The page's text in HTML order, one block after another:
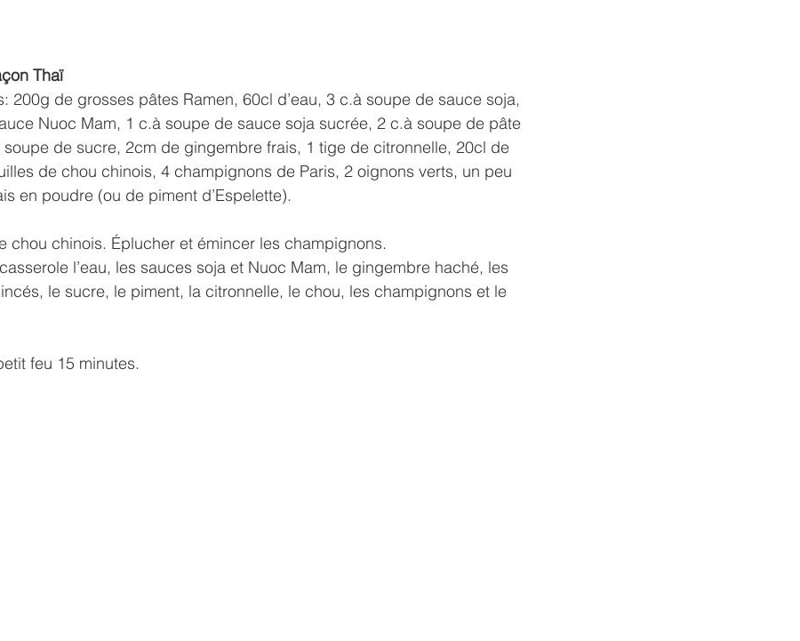
Thaï
200g de grosses pâtes Ramen, 60cl d’eau, 3 c.à soupe de sauce soja,
Nuoc Mam, 1 c.à soupe de sauce soja sucrée, 2 c.à soupe de pâte
de sucre, 2cm de gingembre frais, 1 tige de citronnelle, 20cl de
de chou chinois, 4 champignons de Paris, 2 oignons verts, un peu
en poudre (ou de piment d’Espelette).
chou chinois. Éplucher et émincer les champignons.
l’eau, les sauces soja et Nuoc Mam, le gingembre haché, les
le sucre, le piment, la citronnelle, le chou, les champignons et le
feu 15 minutes.